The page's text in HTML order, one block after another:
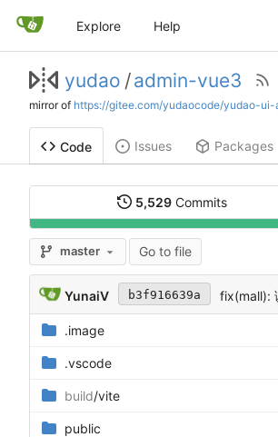
Explore Help
yudao /admin-vue3
mirror of https://gitee.com/yudaocode/yudao-
Code Issues Packages
5,529 Commits
master Go to file
YunaiV b3f916639a fix(mall):
.image
.vscode
build/vite
public